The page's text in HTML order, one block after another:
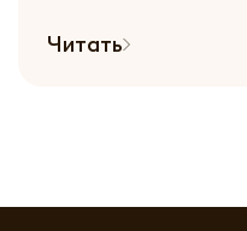
Читать